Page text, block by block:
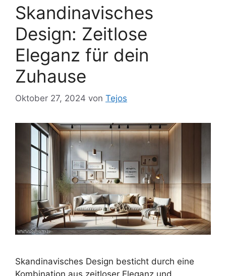
Skandinavisches
Design: Zeitlose
Eleganz für dein
Zuhause
Oktober 27, 2024 von Tejos
Skandinavisches Design besticht durch eine
Kombination aus zeitloser Eleganz und